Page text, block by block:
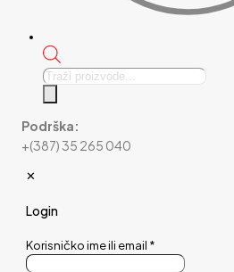
Products
Podrška:
+(387) 35 265 040
✕
Login
Korisničko ime ili email *